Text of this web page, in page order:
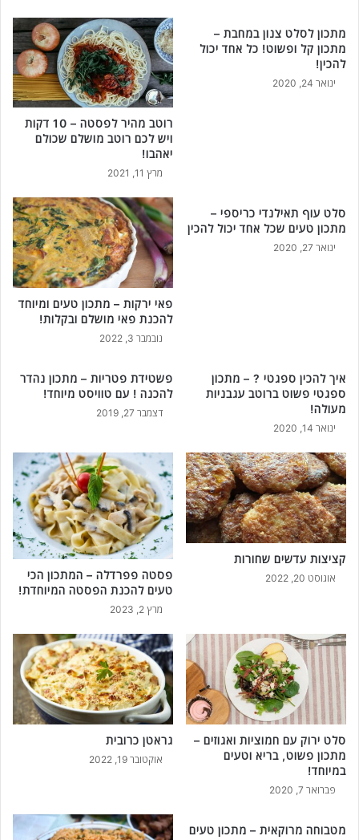
צ
ר
מתכון לסלט צנון במחבת –
מתכון קל ופשוט! כל אחד יכול
להכין!
ינואר 24, 2020
רוטב מהיר לפסטה – 10 דקות
ויש לכם רוטב מושלם שכולם
יאהבו!
מרץ 11, 2021
סלט עוף תאילנדי כריספי –
מתכון טעים שכל אחד יכול להכין
ינואר 27, 2020
פאי ירקות – מתכון טעים ומיוחד
להכנת פאי מושלם ובקלות!
נובמבר 3, 2022
איך להכין ספגטי ? – מתכון
ספגטי פשוט ברוטב עגבניות
מעולה!
ינואר 14, 2020
פשטידת פטריות – מתכון נהדר
להכנה ! עם טוויסט מיוחד!
דצמבר 27, 2019
קציצות עדשים שחורות
אוגוסט 20, 2022
פסטה פפרדלה – המתכון הכי
טעים להכנת הפסטה המיוחדת!
מרץ 2, 2023
סלט ירוק עם חמוציות ואגוזים –
מתכון פשוט, בריא וטעים
במיוחד!
פברואר 7, 2020
גראטן כרובית
אוקטובר 19, 2022
מטבוחה מרוקאית – מתכון טעים